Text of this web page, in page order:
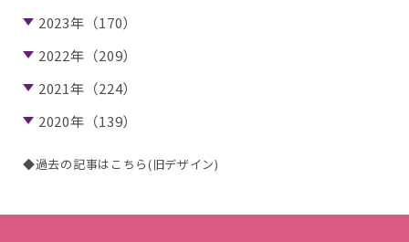
2023年（170）
2022年（209）
2021年（224）
2020年（139）
◆過去の記事はこちら(旧デザイン)